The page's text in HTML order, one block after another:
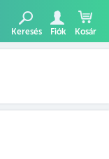
Keresés Fiók Kosár